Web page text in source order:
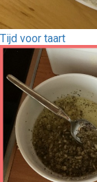
Tijd voor taart